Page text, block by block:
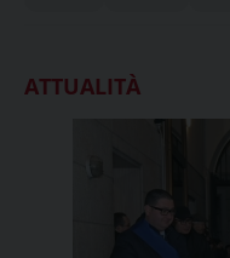
ATTUALITÀ